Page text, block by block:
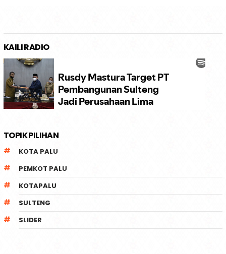
KAILI RADIO
TOPIK PILIHAN
KOTA PALU
PEMKOT PALU
KOTAPALU
SULTENG
SLIDER